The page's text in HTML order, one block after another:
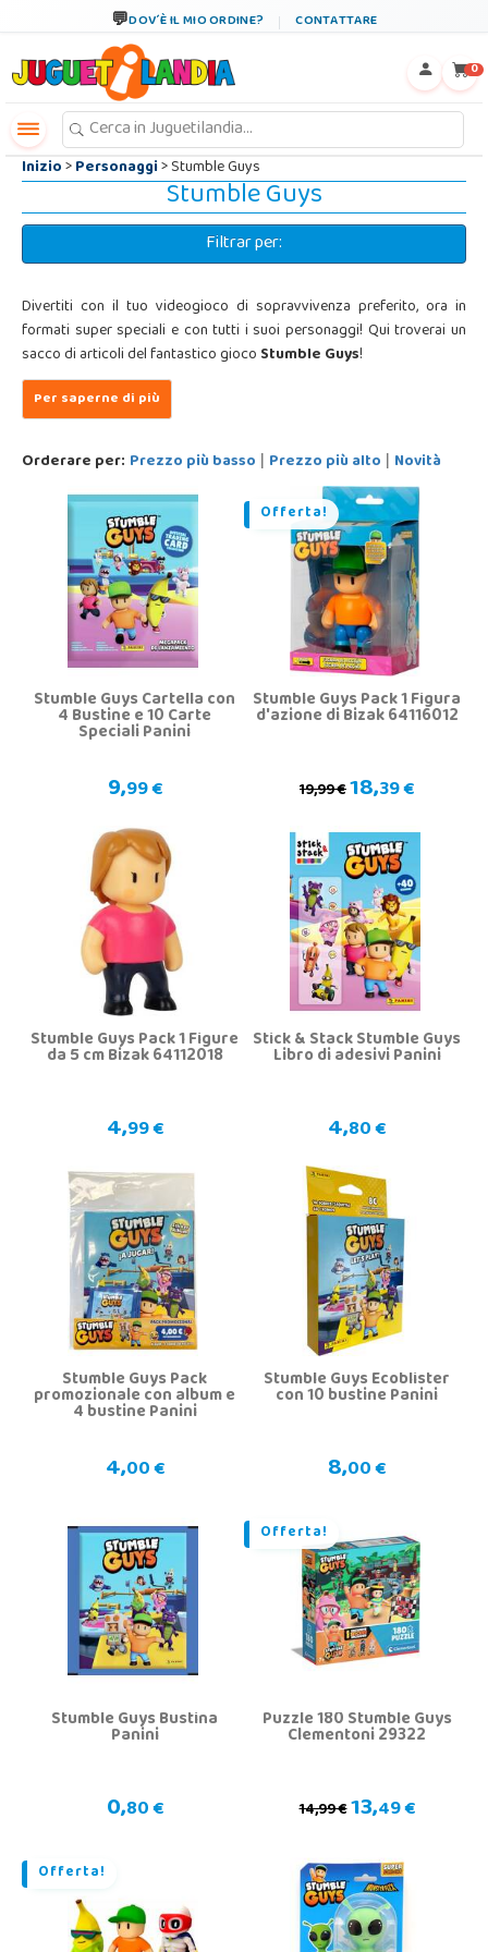
DOV´È IL MIO ORDINE? CONTATTARE
0
Inizio>Personaggi> Stumble Guys
Stumble Guys
Filtrar per:
Divertiti con il tuo videogioco di sopravvivenza preferito, ora in
formati super speciali e con tutti i suoi personaggi! Qui troverai un
sacco di articoli del fantastico giocoStumble Guys!
Orderare per: Prezzo più basso | Prezzo più alto | Novità
Stumble Guys Cartella con
4 Bustine e 10 Carte
Speciali Panini
9,99 €
Offerta!
Stumble Guys Pack 1 Figura
d'azione di Bizak 64116012
19,99 €18,39 €
Stumble Guys Pack 1 Figure
da 5 cm Bizak 64112018
4,99 €
Stick & Stack Stumble Guys
Libro di adesivi Panini
4,80 €
Stumble Guys Pack
promozionale con album e
4 bustine Panini
4,00 €
Stumble Guys Ecoblister
con 10 bustine Panini
8,00 €
Stumble Guys Bustina
Panini
0,80 €
Offerta!
Puzzle 180 Stumble Guys
Clementoni 29322
14,99 €13,49 €
Offerta!